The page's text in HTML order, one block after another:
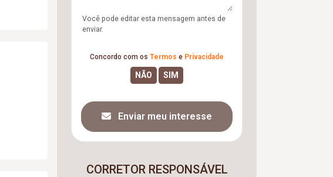
Você pode editar esta mensagem antes de
enviar.
Concordo com os Termos e Privacidade
Enviar meu interesse
CORRETOR RESPONSÁVEL